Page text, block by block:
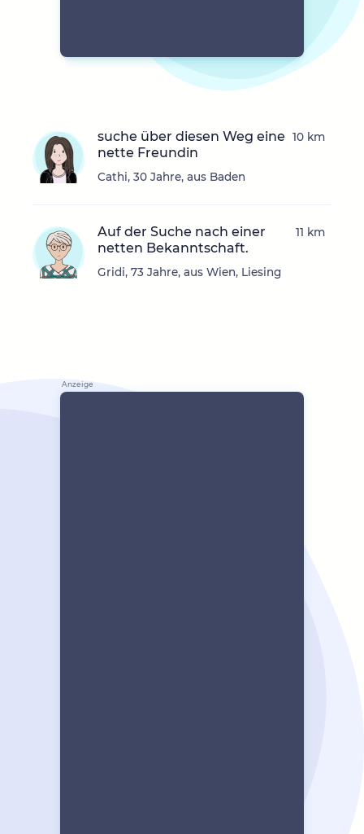
suche über diesen Weg eine
nette Freundin
Cathi, 30 Jahre, aus Baden
10 km
Auf der Suche nach einer
netten Bekanntschaft.
Gridi, 73 Jahre, aus Wien, Liesing
11 km